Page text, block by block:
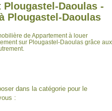
Daoulas -
Plougastel-Daoulas
de Appartement à louer
sur Plougastel-Daoulas grâce aux
dans la catégorie pour le
: